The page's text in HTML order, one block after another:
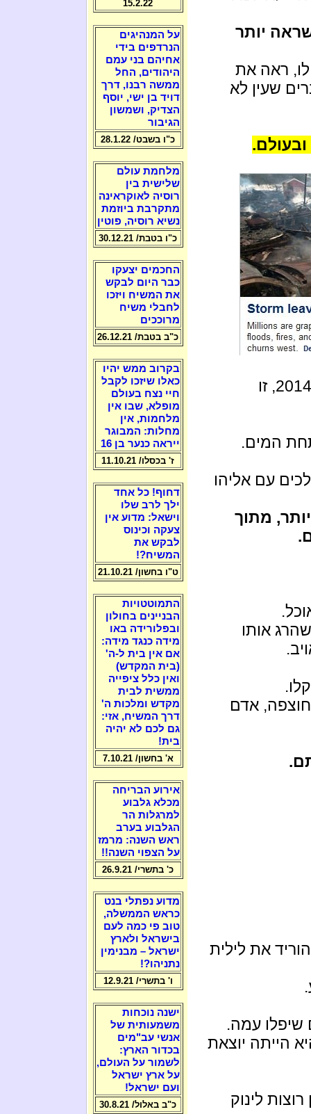
יותר
לו, ראה את
שעין לא
אובמה ואמריקה ישקעו תחת המים בשנת 2014, זו
תחת המים.
עם אליהו
מתוך
אותו
אדם
והוריד את לילית
שיפלו עמה.
הייתה יוצאת
לינוק
15.2.22
על המנהיגים
הנרדפים בידי
אחיהם בני עמם
היהודים, החל
ממשה רבנו, דרך
דויד בן ישי, יוסף
הצדיק, ושמשון
הגיבור
כ"ו בשבט/ 28.1.22
מלחמת עולם
שלישית בין
רוסיה לאוקראינה
מתקרבת ביוזמת
נשיא רוסיה, פוטין
כ"ו בטבת/ 30.12.21
החכמים יצעקו
כבר היום לבקש
את המשיח ויזכו
לחבלי משיח
מרוככים
כ"ב בטבת/ 26.12.21
בקרוב ממש יהיו
כאלו שיזכו לקבל
חיי נצח בעולם
מופלא, שבו אין
מלחמות, אין
מחלות: המבוגר
ייראה כנער בן 16
ז' בכסלו/ 11.10.21
דחוף! כל אחד
ילך לרב שלו
וישאל: מדוע אין
צעקה וכינוס
לבקש את
המשיח?!
ט"ו בחשון/ 21.10.21
התמוטטויות
הבניינים בחולון
ובפלורידה באו
מידה כנגד מידה:
אם אין בית ל-ה'
(בית המקדש)
ואין כלל ציפייה
ממשית לבית
מקדש ומלכות ה'
דרך המשיח, אזי:
גם לכם לא יהיה
בית!
א' בחשון/ 7.10.21
אירוע הבריחה
מכלא גלבוע
למרגלות הר
הגלבוע בערב
ראש השנה: מרמז
על הצפוי השנה!!
כ' בתשרי/ 26.9.21
מדוע נפתלי בנט
כראש הממשלה,
טוב פי כמה לעם
בישראל ולארץ
ישראל – מבנימין
נתניהו?!
ו' בתשרי/ 12.9.21
ישנה נוכחות
משמעותית של
אנשי עב"מים
בכדור הארץ:
לשמור על העולם,
על ארץ ישראל
ועם ישראל!
כ"ב באלול/ 30.8.21